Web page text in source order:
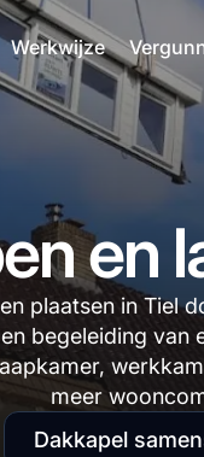
Werkwijze
en
plaatsen in Tiel
begeleiding
meer
Dakkapel